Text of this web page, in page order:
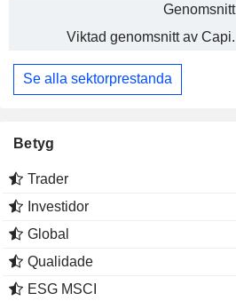
Genomsnitt
Viktad genomsnitt av Capi.
Se alla sektorprestanda
Betyg
Trader
Investidor
Global
Qualidade
ESG MSCI